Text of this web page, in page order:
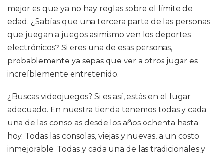
mejor es que ya no hay reglas sobre el límite de
edad. ¿Sabías que una tercera parte de las personas
que juegan a juegos asimismo ven los deportes
electrónicos? Si eres una de esas personas,
probablemente ya sepas que ver a otros jugar es
increíblemente entretenido.
¿Buscas videojuegos? Si es así, estás en el lugar
adecuado. En nuestra tienda tenemos todas y cada
una de las consolas desde los años ochenta hasta
hoy. Todas las consolas, viejas y nuevas, a un costo
inmejorable. Todas y cada una de las tradicionales y